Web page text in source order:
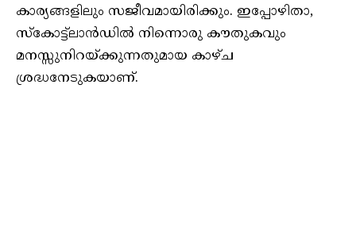
കാര്യങ്ങളിലും സജീവമായിരിക്കും. ഇപ്പോഴിതാ,
സ്കോട്ട്ലാൻഡിൽ നിന്നൊരു കൗതുകവും
മനസ്സുനിറയ്ക്കുന്നതുമായ കാഴ്ച
ശ്രദ്ധനേടുകയാണ്.